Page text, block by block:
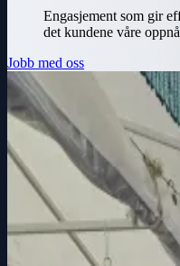
Engasjement som gir
det kundene våre
Jobb med oss